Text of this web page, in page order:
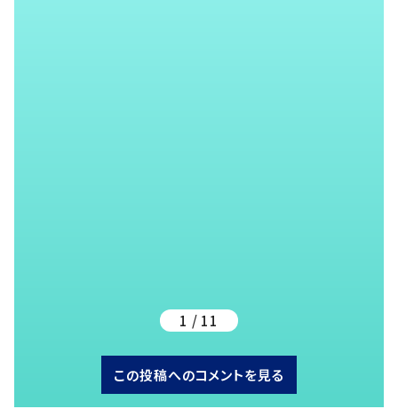
1 / 11
この投稿へのコメントを見る